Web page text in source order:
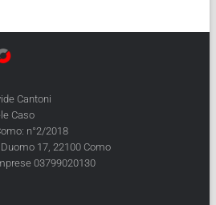
Cantoni
Caso
n°2/2018
17, 22100 Como
03799020130